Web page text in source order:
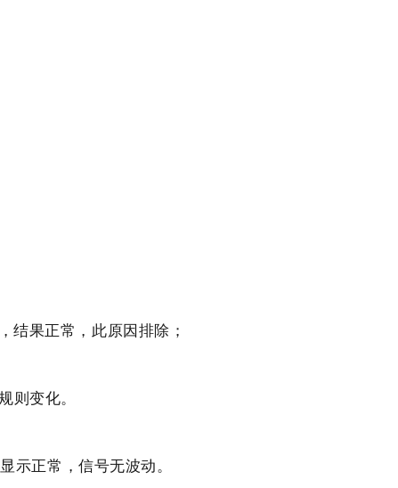
结果正常，此原因排除；
则变化。
示正常，信号无波动。